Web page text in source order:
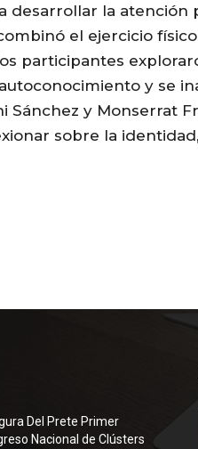
desarrollar la atención
el ejercicio
participantes
y se
Sánchez y Monserrat
sobre la
Del Prete Primer
Nacional de Clústers